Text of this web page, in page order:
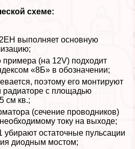
схеме:
выполняет основную
примера (на 12V) подходит
«8Б» в обозначении;
поэтому его монтируют
радиаторе с площадью
см кв.;
(сечение проводников)
току на выходе;
убирают остаточные пульсации
диодным мостом;